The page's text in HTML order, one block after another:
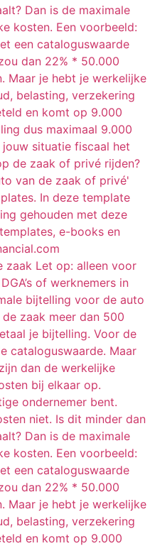
zaak Let op: alleen voor
of werknemers in
bijtelling voor de auto
zaak meer dan 500
je bijtelling. Voor de
cataloguswaarde. Maar
dan de werkelijke
bij elkaar op.
ondernemer bent.
niet. Is dit minder dan
Dan is de maximale
kosten. Een voorbeeld:
een cataloguswaarde
dan 22% * 50.000
Maar je hebt je werkelijke
belasting, verzekering
en komt op 9.000